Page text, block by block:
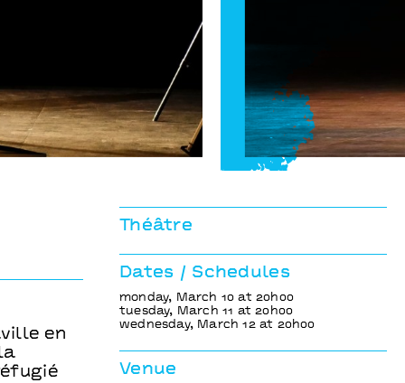
en
Théâtre
Dates / Schedules
monday, March 10 at 20h00
tuesday, March 11 at 20h00
wednesday, March 12 at 20h00
Venue